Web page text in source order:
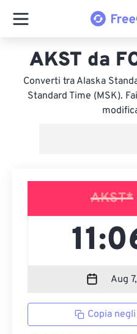
AKST da
Converti tra Alaska
Standard Time (MSK).
AKST*
Copia